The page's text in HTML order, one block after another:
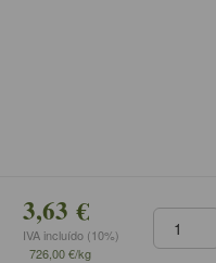
3,63 €
IVA incluído (10%)
726,00 €/kg